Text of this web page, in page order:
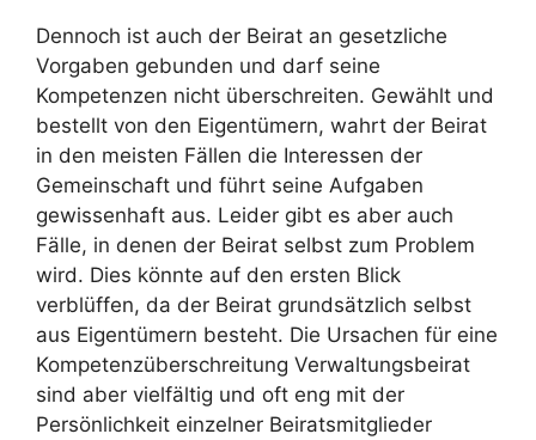
Dennoch ist auch der Beirat an gesetzliche
Vorgaben gebunden und darf seine
Kompetenzen nicht überschreiten. Gewählt und
bestellt von den Eigentümern, wahrt der Beirat
in den meisten Fällen die Interessen der
Gemeinschaft und führt seine Aufgaben
gewissenhaft aus. Leider gibt es aber auch
Fälle, in denen der Beirat selbst zum Problem
wird. Dies könnte auf den ersten Blick
verblüffen, da der Beirat grundsätzlich selbst
aus Eigentümern besteht. Die Ursachen für eine
Kompetenzüberschreitung Verwaltungsbeirat
sind aber vielfältig und oft eng mit der
Persönlichkeit einzelner Beiratsmitglieder